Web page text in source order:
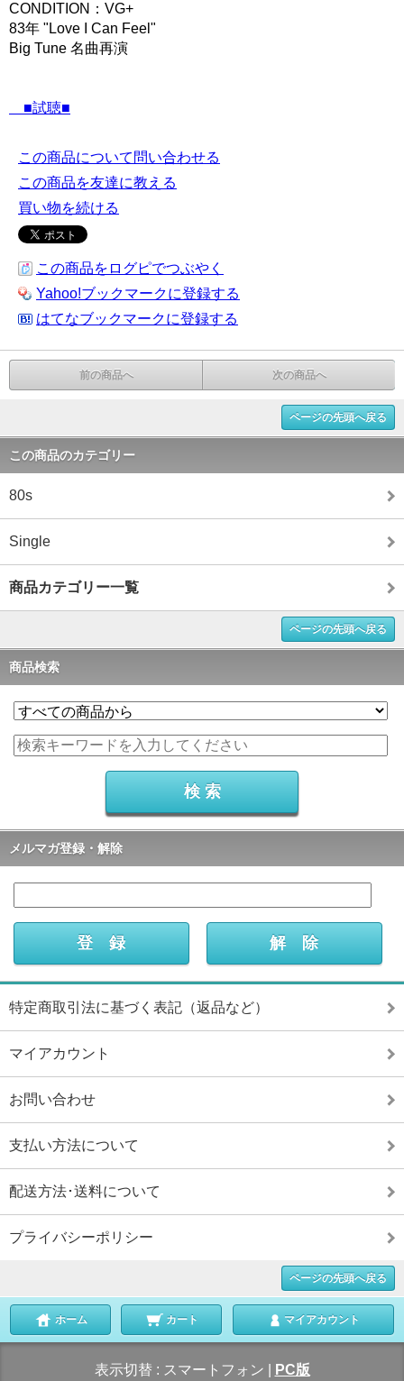
CONDITION：VG+
83年 "Love I Can Feel"
Big Tune 名曲再演
■試聴■
この商品について問い合わせる
この商品を友達に教える
買い物を続ける
この商品をログピでつぶやく
Yahoo!ブックマークに登録する
はてなブックマークに登録する
前の商品へ 次の商品へ
ページの先頭へ戻る
この商品のカテゴリー
80s
Single
商品カテゴリー一覧
ページの先頭へ戻る
商品検索
メルマガ登録・解除
特定商取引法に基づく表記（返品など）
マイアカウント
お問い合わせ
支払い方法について
配送方法･送料について
プライバシーポリシー
ページの先頭へ戻る
ホーム カート マイアカウント
表示切替 : スマートフォン PC版